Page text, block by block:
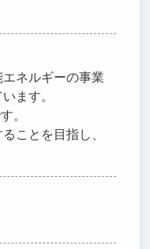
ネルギーの事業
ます。
。
ことを目指し、